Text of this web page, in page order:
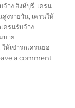
จ้าง สิงห์บุรี, เครน
สูงรายวัน, เครนให้
เครนรับจ้าง
บาย
,ให้เช่ารถเครนยอ
a commenton